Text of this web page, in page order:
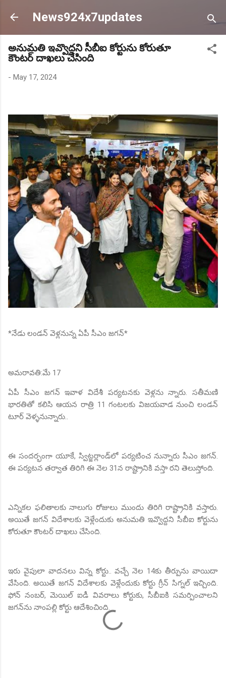
Skip to main content
News924x7updates
అనుమతి ఇవ్వొద్దని సీబీఐ కోర్టును కోరుతూ
కౌంటర్ దాఖలు చేసింది
- May 17, 2024
*నేడు లండన్ వెళ్లనున్న ఏపీ సీఎం జగన్*
అమరావతి:మే 17
ఏపీ సీఎం జగన్ ఇవాళ విదేశీ పర్యటనకు వెళ్లను న్నారు. సతీమణి
భారతితో కలిసి ఆయన రాత్రి 11 గంటలకు విజయవాడ నుంచి లండన్
టూర్ వెళ్ళనున్నారు..
ఈ సందర్భంగా యూకే, స్విట్జర్లాండ్‌లో పర్యటించ నున్నారు సీఎం జగన్.
ఈ పర్యటన తర్వాత తిరిగి ఈ నెల 31న రాష్ట్రానికి వస్తా రని తెలుస్తోంది.
ఎన్నికల ఫలితాలకు నాలుగు రోజులు ముందు తిరిగి రాష్ట్రానికి వస్తారు.
అయితే జగన్ విదేశాలకు వెళ్లేందుకు అనుమతి ఇవ్వొద్దని సీబీఐ కోర్టును
కోరుతూ కౌంటర్ దాఖలు చేసింది.
ఇరు వైపులా వాదనలు విన్న కోర్టు.. వచ్చే నెల 14కు తీర్పును వాయిదా
వేసింది. అయితే జగన్ విదేశాలకు వెళ్లేందుకు కోర్టు గ్రీన్ సిగ్నల్ ఇచ్చింది.
ఫోన్‌ నంబర్‌, మెయిల్‌ ఐడీ వివరాలు కోర్టుకు, సీబీఐకి సమర్పించాలని
జగన్‌ను నాంపల్లి కోర్టు ఆదేశించింది.